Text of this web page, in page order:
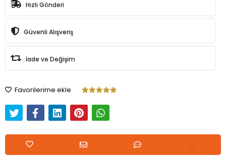
Hızlı Gönderi
Güvenli Alışveriş
İade ve Değişim
Favorilerime ekle